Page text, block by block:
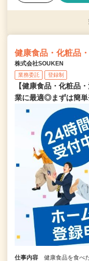
健康食品・化粧品
株式会社SOUKEN
業務委託 登録制
【健康食品・化粧品
業に最適◎まずは簡単
仕事内容 健康食品を食べ